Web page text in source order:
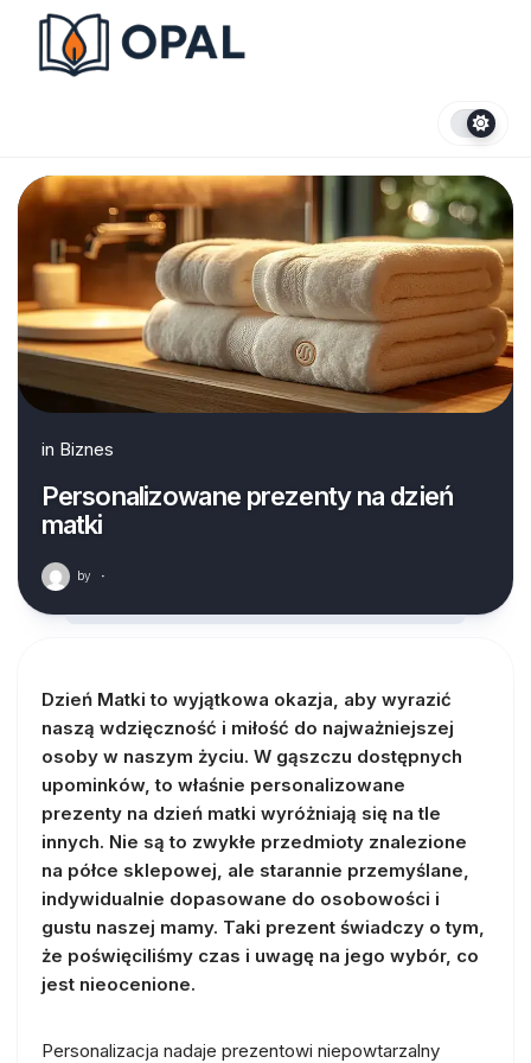
content
in Biznes
Personalizowane prezenty na dzień
matki
by ·
Dzień Matki to wyjątkowa okazja, aby wyrazić
naszą wdzięczność i miłość do najważniejszej
osoby w naszym życiu. W gąszczu dostępnych
upominków, to właśnie personalizowane
prezenty na dzień matki wyróżniają się na tle
innych. Nie są to zwykłe przedmioty znalezione
na półce sklepowej, ale starannie przemyślane,
indywidualnie dopasowane do osobowości i
gustu naszej mamy. Taki prezent świadczy o tym,
że poświęciliśmy czas i uwagę na jego wybór, co
jest nieocenione.
Personalizacja nadaje prezentowi niepowtarzalny